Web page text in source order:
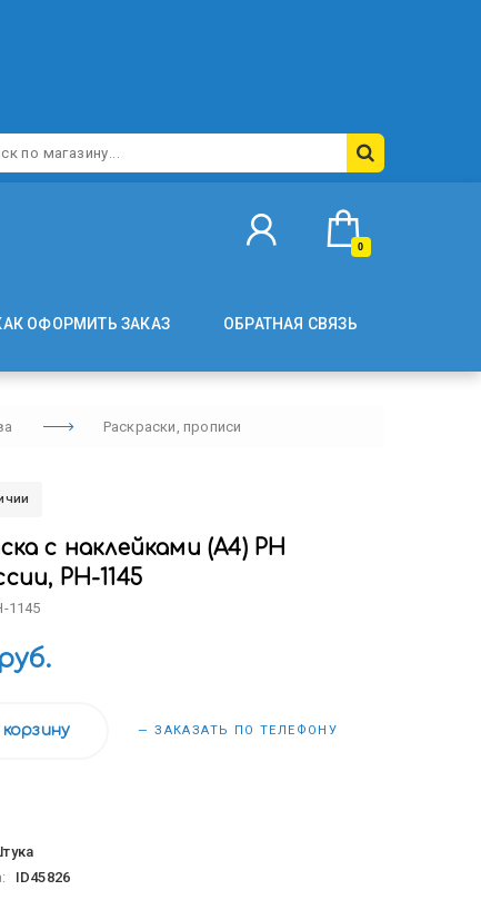
0
ОФОРМИТЬ ЗАКАЗ ОБРАТНАЯ СВЯЗЬ
Раскраски, прописи
с наклейками (А4) РН
РН-1145
1145
корзину — ЗАКАЗАТЬ ПО ТЕЛЕФОНУ
ID45826